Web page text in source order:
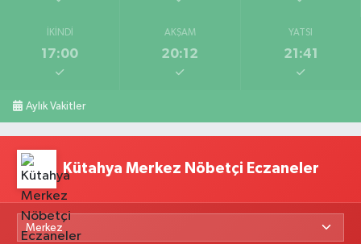
İKINDI
17:00
AKŞAM
20:12
YATSI
21:41
Aylık Vakitler
Kütahya Merkez Nöbetçi Eczaneler